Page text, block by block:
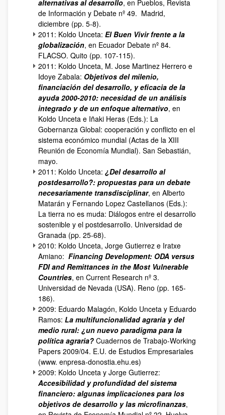
alternativas al desarrollo, en Pueblos, Revista
de Información y Debate nº 49. Madrid,
diciembre (pp. 5-8).
2011: Koldo Unceta: El Buen Vivir frente a la
globalización, en Ecuador Debate nº 84.
FLACSO. Quito (pp. 107-115).
2011: Koldo Unceta, M. Jose Martinez Herrero e
Idoye Zabala: Objetivos del milenio,
financiación del desarrollo, y eficacia de la
ayuda 2000-2010: necesidad de un análisis
integrado y de un enfoque alternativo, en
Koldo Unceta e Iñaki Heras (Eds.): La
Gobernanza Global: cooperación y conflicto en el
sistema económico mundial (Actas de la XIII
Reunión de Economía Mundial). San Sebastián,
mayo.
2011: Koldo Unceta: ¿Del desarrollo al
postdesarrollo?: propuestas para un debate
necesariamente transdisciplinar, en Alberto
Matarán y Fernando Lopez Castellanos (Eds.):
La tierra no es muda: Diálogos entre el desarrollo
sostenible y el postdesarrollo. Universidad de
Granada (pp. 25-68).
2010: Koldo Unceta, Jorge Gutierrez e Iratxe
Amiano: Financing Development: ODA versus
FDI and Remittances in the Most Vulnerable
Countries, en Current Research nº 3.
Universidad de Nevada (USA). Reno (pp. 165-
186).
2009: Eduardo Malagón, Koldo Unceta y Eduardo
Ramos: La multifuncionalidad agraria y del
medio rural: ¿un nuevo paradigma para la
política agraria? Cuadernos de Trabajo-Working
Papers 2009/04. E.U. de Estudios Empresariales
(www. enpresa-donostia.ehu.es)
2009: Koldo Unceta y Jorge Gutierrez:
Accesibilidad y profundidad del sistema
financiero: algunas implicaciones para los
objetivos de desarrollo y las microfinanzas,